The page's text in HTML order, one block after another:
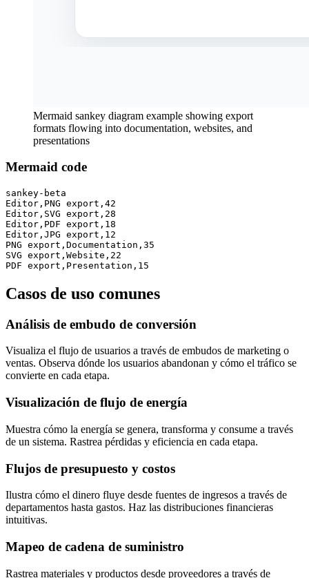
Mermaid sankey diagram example showing export
formats flowing into documentation, websites, and
presentations
Mermaid code
sankey-beta
Editor,PNG export,42
Editor,SVG export,28
Editor,PDF export,18
Editor,JPG export,12
PNG export,Documentation,35
SVG export,Website,22
PDF export,Presentation,15
Casos de uso comunes
Análisis de embudo de conversión
Visualiza el flujo de usuarios a través de embudos de marketing o
ventas. Observa dónde los usuarios abandonan y cómo el tráfico se
convierte en cada etapa.
Visualización de flujo de energía
Muestra cómo la energía se genera, transforma y consume a través
de un sistema. Rastrea pérdidas y eficiencia en cada etapa.
Flujos de presupuesto y costos
Ilustra cómo el dinero fluye desde fuentes de ingresos a través de
departamentos hasta gastos. Haz las distribuciones financieras
intuitivas.
Mapeo de cadena de suministro
Rastrea materiales y productos desde proveedores a través de